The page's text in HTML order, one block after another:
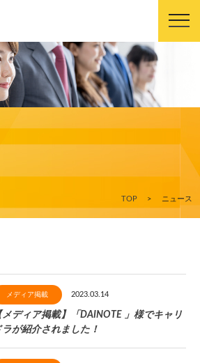
TOP > ニュース
メディア掲載 2023.03.14
メディア掲載】「DAINOTE 」様でキャリ
ラが紹介されました！
て
ラム